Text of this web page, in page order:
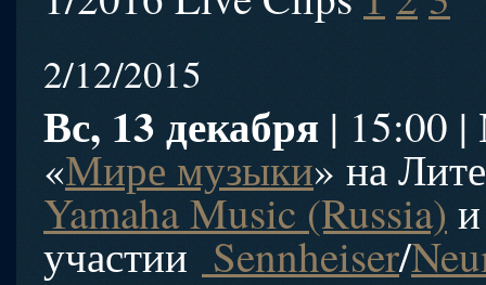
2/12/2015
Вс, 13 декабря | 15:00
«Мире музыки» на
Yamaha Music (Russia)
участии Sennheiser/